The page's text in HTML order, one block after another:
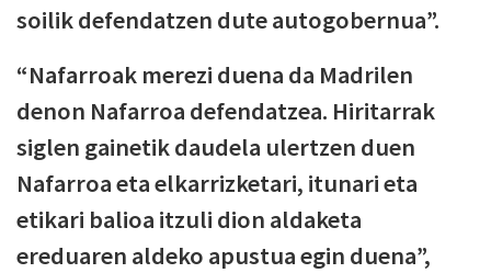
soilik defendatzen dute autogobernua”.
“Nafarroak merezi duena da Madrilen
denon Nafarroa defendatzea. Hiritarrak
siglen gainetik daudela ulertzen duen
Nafarroa eta elkarrizketari, itunari eta
etikari balioa itzuli dion aldaketa
ereduaren aldeko apustua egin duena”,